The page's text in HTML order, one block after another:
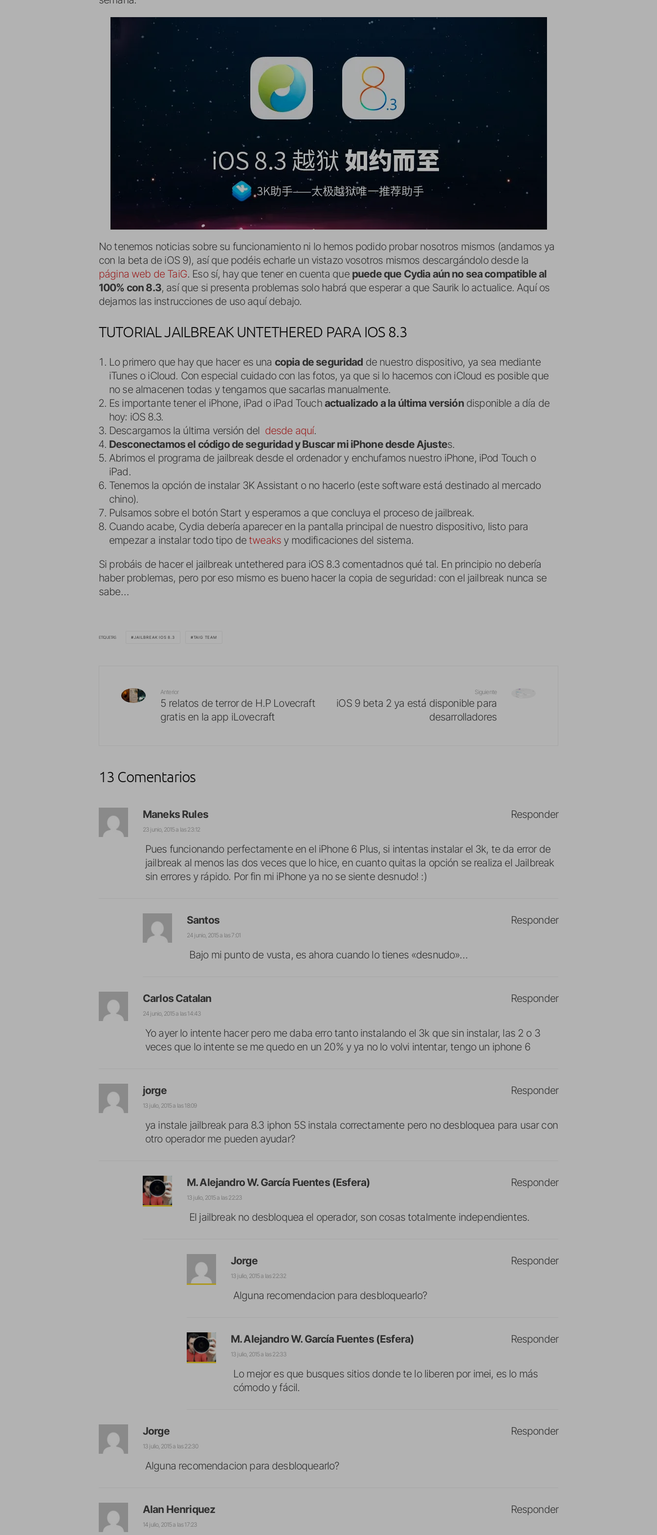
No tenemos noticias sobre su funcionamiento ni lo hemos podido probar nosotros mismos (andamos ya
con la beta de iOS 9), así que podéis echarle un vistazo vosotros mismos descargándolo desde la
página web de TaiG. Eso sí, hay que tener en cuenta que puede que Cydia aún no sea compatible al
100% con 8.3, así que si presenta problemas solo habrá que esperar a que Saurik lo actualice. Aquí os
dejamos las instrucciones de uso aquí debajo.
TUTORIAL JAILBREAK UNTETHERED PARA IOS 8.3
Lo primero que hay que hacer es una copia de seguridad de nuestro dispositivo, ya sea mediante
iTunes o iCloud. Con especial cuidado con las fotos, ya que si lo hacemos con iCloud es posible que
no se almacenen todas y tengamos que sacarlas manualmente.
Es importante tener el iPhone, iPad o iPad Touch actualizado a la última versióndisponible a día de
hoy: iOS 8.3.
Descargamos la última versión del desde aquí.
Desconectamos el código de seguridad y Buscar mi iPhone desde Ajustes.
Abrimos el programa de jailbreak desde el ordenador y enchufamos nuestro iPhone, iPod Touch o
iPad.
Tenemos la opción de instalar 3K Assistant o no hacerlo (este software está destinado al mercado
chino).
Pulsamos sobre el botón Start y esperamos a que concluya el proceso de jailbreak.
Cuando acabe, Cydia debería aparecer en la pantalla principal de nuestro dispositivo, listo para
empezar a instalar todo tipo de tweaks y modificaciones del sistema.
Si probáis de hacer el jailbreak untethered para iOS 8.3 comentadnos qué tal. En principio no debería
haber problemas, pero por eso mismo es bueno hacer la copia de seguridad: con el jailbreak nunca se
sabe…
ETIQUETAS JAILBREAK IOS 8.3 TAIG TEAM
Anterior
5 relatos de terror de H.P Lovecraft
gratis en la app iLovecraft
Siguiente
iOS 9 beta 2 ya está disponible para
desarrolladores
13 Comentarios
Maneks Rules
23 junio, 2015 a las 23:12
Pues funcionando perfectamente en el iPhone 6 Plus, si intentas instalar el 3k, te da error de
jailbreak al menos las dos veces que lo hice, en cuanto quitas la opción se realiza el Jailbreak
sin errores y rápido. Por fin mi iPhone ya no se siente desnudo! :)
Responder
Santos
24 junio, 2015 a las 7:01
Bajo mi punto de vusta, es ahora cuando lo tienes «desnudo»…
Responder
Carlos Catalan
24 junio, 2015 a las 14:43
Yo ayer lo intente hacer pero me daba erro tanto instalando el 3k que sin instalar, las 2 o 3
veces que lo intente se me quedo en un 20% y ya no lo volvi intentar, tengo un iphone 6
Responder
jorge
13 julio, 2015 a las 18:09
ya instale jailbreak para 8.3 iphon 5S instala correctamente pero no desbloquea para usar con
otro operador me pueden ayudar?
Responder
M. Alejandro W. García Fuentes (Esfera)
13 julio, 2015 a las 22:23
El jailbreak no desbloquea el operador, son cosas totalmente independientes.
Responder
Jorge
13 julio, 2015 a las 22:32
Alguna recomendacion para desbloquearlo?
Responder
M. Alejandro W. García Fuentes (Esfera)
13 julio, 2015 a las 22:33
Lo mejor es que busques sitios donde te lo liberen por imei, es lo más
cómodo y fácil.
Responder
Jorge
13 julio, 2015 a las 22:30
Alguna recomendacion para desbloquearlo?
Responder
Alan Henriquez
14 julio, 2015 a las 17:23
Responder